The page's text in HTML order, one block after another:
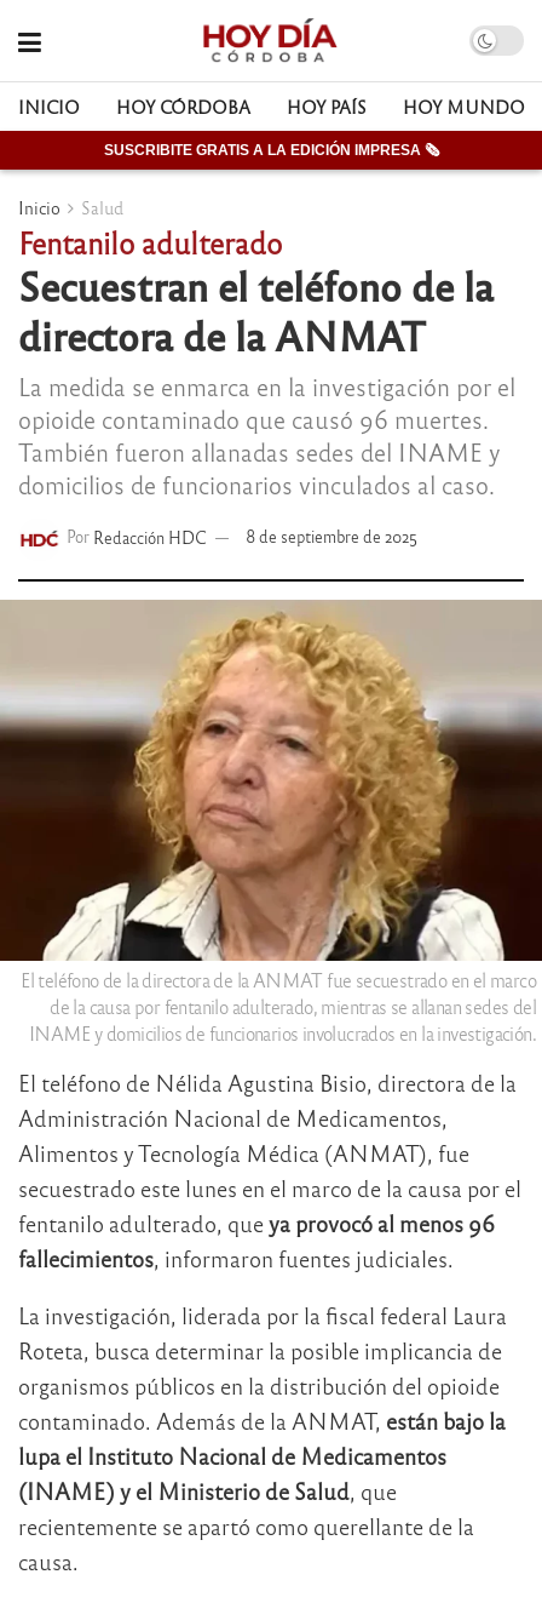
INICIO HOY CÓRDOBA HOY PAÍS HOY MUNDO
SUSCRIBITE GRATIS A LA EDICIÓN IMPRESA 🗞
Inicio Salud
Fentanilo adulterado
Secuestran el teléfono de la
directora de la ANMAT
La medida se enmarca en la investigación por el
opioide contaminado que causó 96 muertes.
También fueron allanadas sedes del INAME y
domicilios de funcionarios vinculados al caso.
Por Redacción HDC 8 de septiembre de 2025
El teléfono de la directora de la ANMAT fue secuestrado en el marco
de la causa por fentanilo adulterado, mientras se allanan sedes del
INAME y domicilios de funcionarios involucrados en la investigación.
El teléfono de Nélida Agustina Bisio, directora de la
Administración Nacional de Medicamentos,
Alimentos y Tecnología Médica (ANMAT), fue
secuestrado este lunes en el marco de la causa por el
fentanilo adulterado, queya provocó al menos 96
fallecimientos, informaron fuentes judiciales.
La investigación, liderada por la fiscal federal Laura
Roteta, busca determinar la posible implicancia de
organismos públicos en la distribución del opioide
contaminado. Además de la ANMAT, están bajo la
lupa el Instituto Nacional de Medicamentos
(INAME) y el Ministerio de Salud, que
recientemente se apartó como querellante de la
causa.